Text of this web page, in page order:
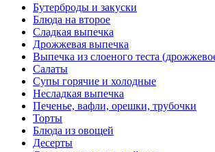
Бутерброды и закуски
Блюда на второе
Сладкая выпечка
Дрожжевая выпечка
Выпечка из слоеного теста
Салаты
Супы горячие и холодные
Несладкая выпечка
Печенье, вафли, орешки, трубочки
Торты
Блюда из овощей
Десерты